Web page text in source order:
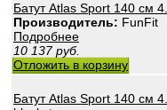
Батут Atlas Sport 140 см
Производитель: FunFit
Подробнее
10 137 руб.
Отложить в корзину
Батут Atlas Sport 140 см